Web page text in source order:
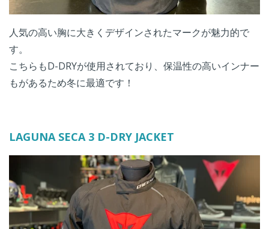
人気の高い胸に大きくデザインされたマークが魅力的で
す。
こちらもD-DRYが使用されており、保温性の高いインナー
もがあるため冬に最適です！
LAGUNA SECA 3 D-DRY JACKET